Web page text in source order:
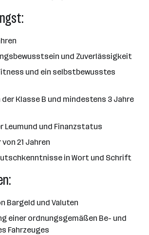
und Zuverlässigkeit
und ein selbstbewusstes
der Klasse B und mindestens 3 Jahre
Leumund und Finanzstatus
21 Jahren
in Wort und Schrift
Bargeld und Valuten
einer ordnungsgemäßen Be- und
Fahrzeuges